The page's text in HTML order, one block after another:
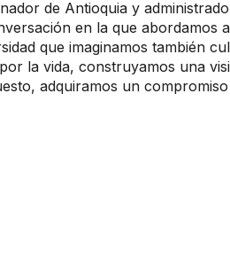
de Antioquia y
en l​a que abordamos
que imaginamos también
la vida, construyamos una
adquiramos un